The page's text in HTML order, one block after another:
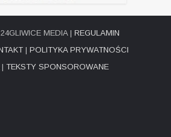
MEDIA | REGULAMIN
| POLITYKA PRYWATNOŚCI
TEKSTY SPONSOROWANE